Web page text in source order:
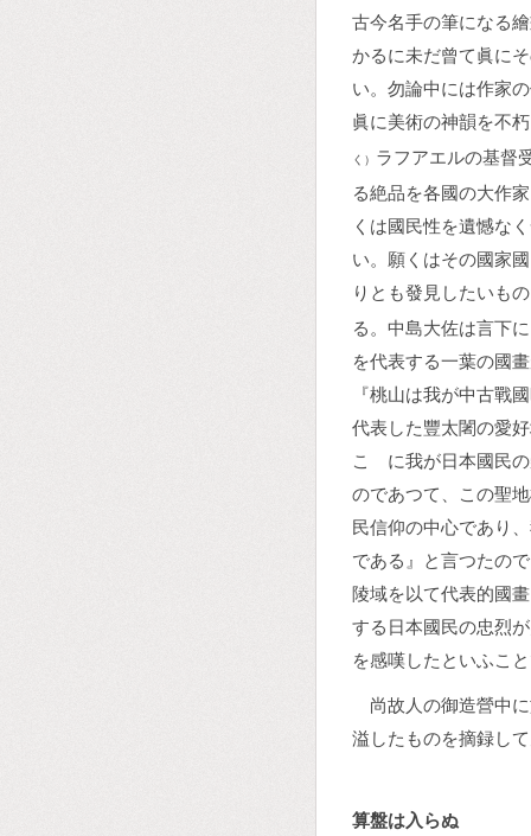
古今名手の筆になる
かるに未だ曾て眞に
い。勿論中には作家
眞に美術の神韻を不
く） ラフアエルの基督
る絶品を各國の大作
くは國民性を遺憾な
い。願くはその國家
りとも發見したいも
る。中島大佐は言下
を代表する一葉の國
『桃山は我が中古戰
代表した豐太闍の愛
こゝに我が日本國民
のであつて、この聖
民信仰の中心であり
である』と言つたの
陵域を以て代表的國
する日本國民の忠烈
を感嘆したといふこ
尚故人の御造營中
溢したものを摘録し
算盤は入らぬ